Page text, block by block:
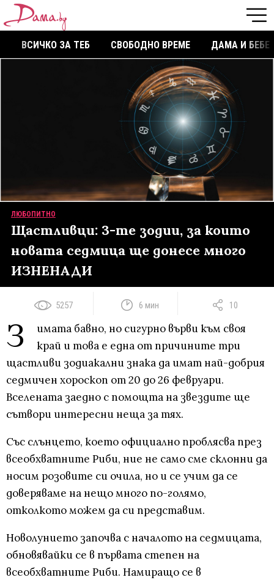
ВСИЧКО ЗА ТЕБ СВОБОДНО ВРЕМЕ ДАМА И БЕБЕ
ЛЮБОПИТНО
Щастливци: 3-те зодии, за които
новата седмица ще донесе много
ИЗНЕНАДИ
5257 6 мин 10
З
имата бавно, но сигурно върви към своя
край и това е една от причините три
щастливи зодиакални знака да имат най-добрия
седмичен хороскоп от 20 до 26 февруари.
Вселената заедно с помощта на звездите ще
сътвори интересни неща за тях.
Със слънцето, което официално проблясва през
всеобхватните Риби, ние не само сме склонни да
носим розовите си очила, но и се учим да се
доверяваме на нещо много по-голямо,
отколкото можем да си представим.
Новолунието започва с началото на седмицата,
обновявайки се в първата степен на
всеобхватните Риби. Намиращо се в